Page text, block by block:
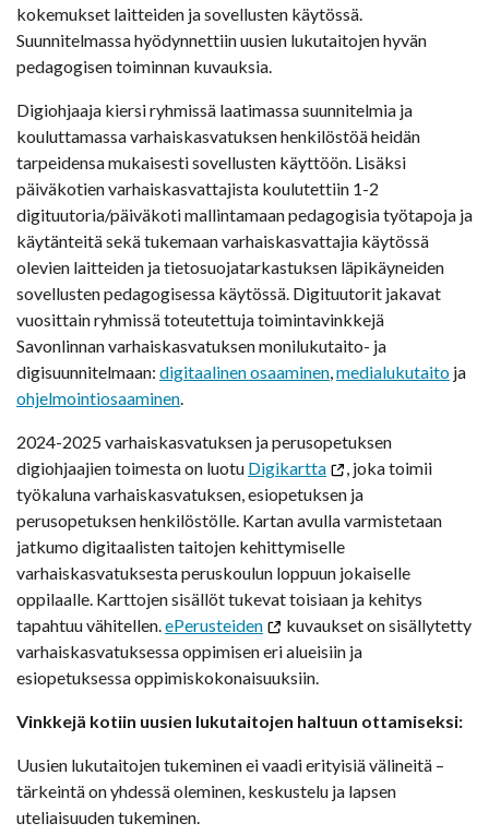
kokemukset laitteiden ja sovellusten käytössä.
Suunnitelmassa hyödynnettiin uusien lukutaitojen hyvän
pedagogisen toiminnan kuvauksia.
Digiohjaaja kiersi ryhmissä laatimassa suunnitelmia ja
kouluttamassa varhaiskasvatuksen henkilöstöä heidän
tarpeidensa mukaisesti sovellusten käyttöön. Lisäksi
päiväkotien varhaiskasvattajista koulutettiin 1-2
digituutoria/päiväkoti mallintamaan pedagogisia työtapoja ja
käytänteitä sekä tukemaan varhaiskasvattajia käytössä
olevien laitteiden ja tietosuojatarkastuksen läpikäyneiden
sovellusten pedagogisessa käytössä. Digituutorit jakavat
vuosittain ryhmissä toteutettuja toimintavinkkejä
Savonlinnan varhaiskasvatuksen monilukutaito- ja
digisuunnitelmaan: digitaalinen osaaminen,medialukutaito ja
ohjelmointiosaaminen.
2024-2025 varhaiskasvatuksen ja perusopetuksen
digiohjaajien toimesta on luotu Digikartta
, joka toimii
työkaluna varhaiskasvatuksen, esiopetuksen ja
perusopetuksen henkilöstölle. Kartan avulla varmistetaan
jatkumo digitaalisten taitojen kehittymiselle
varhaiskasvatuksesta peruskoulun loppuun jokaiselle
oppilaalle. Karttojen sisällöt tukevat toisiaan ja kehitys
tapahtuu vähitellen.ePerusteiden
kuvaukset on sisällytetty
varhaiskasvatuksessa oppimisen eri alueisiin ja
esiopetuksessa oppimiskokonaisuuksiin.
Vinkkejä kotiin uusien lukutaitojen haltuun ottamiseksi:
Uusien lukutaitojen tukeminen ei vaadi erityisiä välineitä –
tärkeintä on yhdessä oleminen, keskustelu ja lapsen
uteliaisuuden tukeminen.